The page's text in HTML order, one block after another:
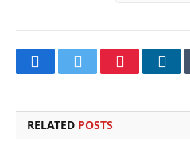
FacebookTwitterPinterest
RELATED POSTS